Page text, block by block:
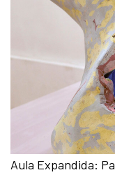
Aula Expandida: